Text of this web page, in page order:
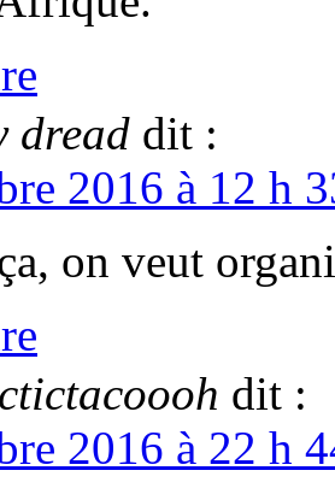
dread dit :
2016 à 12 h
on veut
dit :
2016 à 22 h